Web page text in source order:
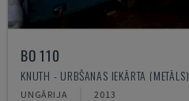
BO 110
KNUTH - URBŠANAS IEKĀRTA (METĀLS)
UNGĀRIJA 2013